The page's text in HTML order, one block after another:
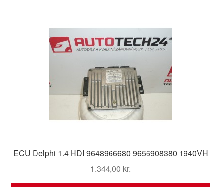
ECU Delphi 1.4 HDI 9648966680 9656908380 1940VH
1.344,00 kr.